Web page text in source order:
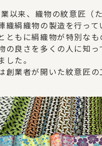
以来、織物の紋意匠（
織絹織物の製造を行って
ともに絹織物が特別な
の良さを多くの人に知
した。
創業者が開いた紋意匠の